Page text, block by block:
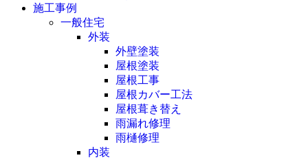
施工事例
一般住宅
外装
外壁塗装
屋根塗装
屋根工事
屋根カバー工法
屋根葺き替え
雨漏れ修理
雨樋修理
内装